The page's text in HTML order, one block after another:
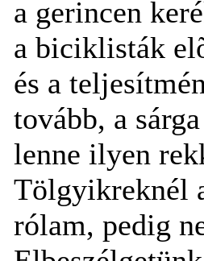
a gerincen
a biciklisták
és a
tovább, a
lenne ilyen
Tölgyikreknél
rólam, pedig